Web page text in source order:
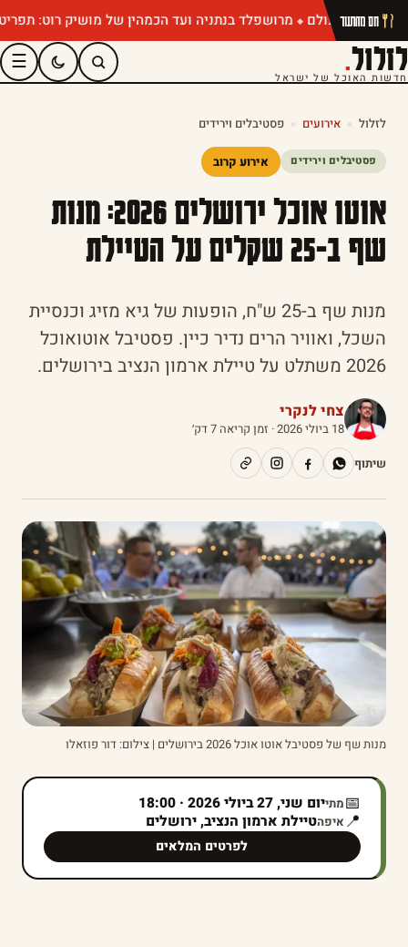
מרושפלד בנתניה ועד הכמהין של מושיק רוט: תפריטי קיץחם מהתנור
לזלול.
חדשות האוכל של ישראל
☰
לזלול » אירועים » פסטיבלים וירידים
פסטיבלים וירידים אירוע קרוב
אוטו אוכל ירושלים 2026: מנות
שף ב-25 שקלים על הטיילת
מנות שף ב-25 ש"ח, הופעות של גיא מזיג וכנסיית
השכל, ואוויר הרים נדיר כיין. פסטיבל אוטואוכל
2026 משתלט על טיילת ארמון הנציב בירושלים.
צחי לנקרי
18 ביולי 2026
· זמן קריאה 7 דק׳
שיתוף
מנות שף של פסטיבל אוטו אוכל 2026 בירושלים | צילום: דור פוזאלו
📅מתייום שני, 27 ביולי 2026 · 18:00
📍 איפהטיילת ארמון הנציב, ירושלים
לפרטים המלאים